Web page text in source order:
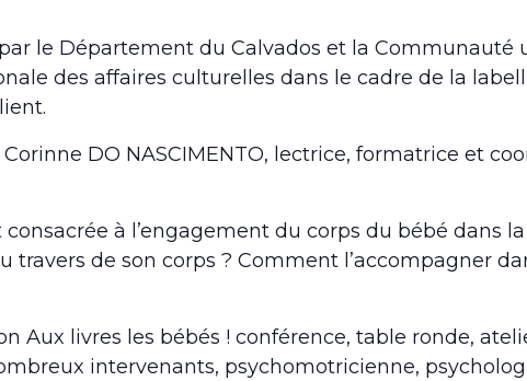
le Département du Calvados et la Communauté
des affaires culturelles dans le cadre de la
DO NASCIMENTO, lectrice, formatrice et
à l’engagement du corps du bébé dans
travers de son corps ? Comment l’accompagner
Aux livres les bébés ! conférence, table ronde,
intervenants, psychomotricienne,